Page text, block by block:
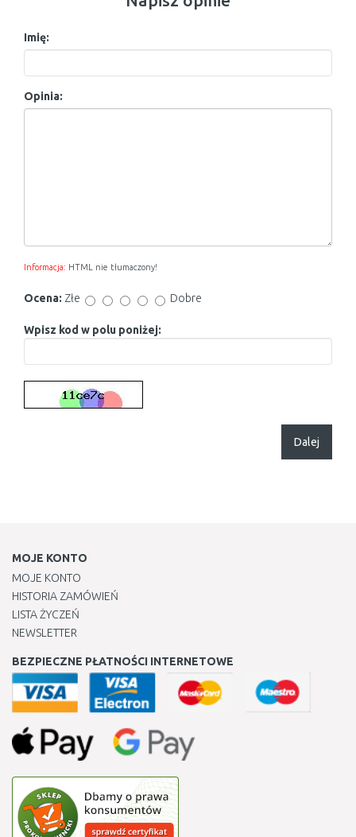
Imię:
Opinia:
Informacja: HTML nie tłumaczony!
Ocena: Złe Dobre
Wpisz kod w polu poniżej:
Dalej
MOJE KONTO
MOJE KONTO
HISTORIA ZAMÓWIEŃ
LISTA ŻYCZEŃ
NEWSLETTER
BEZPIECZNE PŁATNOŚCI INTERNETOWE